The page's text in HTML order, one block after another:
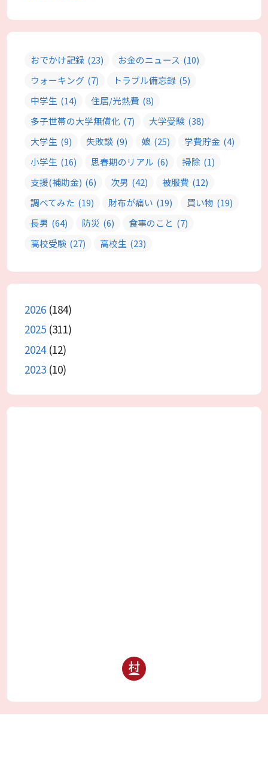
おでかけ記録 (23) お金のニュース (10)
ウォーキング (7) トラブル備忘録 (5)
中学生 (14) 住居/光熱費 (8)
多子世帯の大学無償化 (7) 大学受験 (38)
大学生 (9) 失敗談 (9) 娘 (25) 学費貯金 (4)
小学生 (16) 思春期のリアル (6) 掃除 (1)
支援(補助金) (6) 次男 (42) 被服費 (12)
調べてみた (19) 財布が痛い (19) 買い物 (19)
長男 (64) 防災 (6) 食事のこと (7)
高校受験 (27) 高校生 (23)
2026 (184)
2025 (311)
2024(12)
2023 (10)